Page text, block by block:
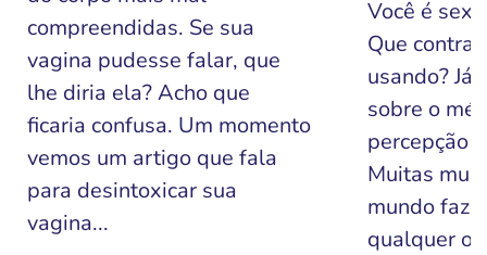
compreendidas. Se sua
vagina pudesse falar, que
lhe diria ela? Acho que
ficaria confusa. Um momento
vemos um artigo que fala
para desintoxicar sua
vagina...
Você é
Que
usando? Já
sobre o
percepção
Muitas
mundo
qualquer